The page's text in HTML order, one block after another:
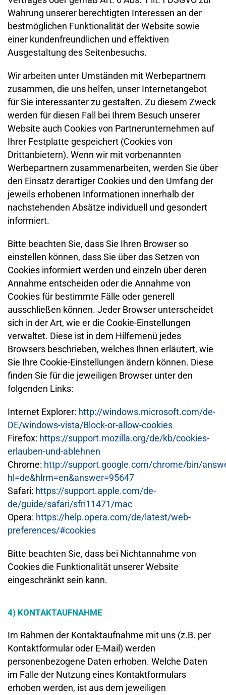
Wahrung unserer berechtigten Interessen an der
bestmöglichen Funktionalität der Website sowie
einer kundenfreundlichen und effektiven
Ausgestaltung des Seitenbesuchs.
Wir arbeiten unter Umständen mit Werbepartnern
zusammen, die uns helfen, unser Internetangebot
für Sie interessanter zu gestalten. Zu diesem Zweck
werden für diesen Fall bei Ihrem Besuch unserer
Website auch Cookies von Partnerunternehmen auf
Ihrer Festplatte gespeichert (Cookies von
Drittanbietern). Wenn wir mit vorbenannten
Werbepartnern zusammenarbeiten, werden Sie über
den Einsatz derartiger Cookies und den Umfang der
jeweils erhobenen Informationen innerhalb der
nachstehenden Absätze individuell und gesondert
informiert.
Bitte beachten Sie, dass Sie Ihren Browser so
einstellen können, dass Sie über das Setzen von
Cookies informiert werden und einzeln über deren
Annahme entscheiden oder die Annahme von
Cookies für bestimmte Fälle oder generell
ausschließen können. Jeder Browser unterscheidet
sich in der Art, wie er die Cookie-Einstellungen
verwaltet. Diese ist in dem Hilfemenü jedes
Browsers beschrieben, welches Ihnen erläutert, wie
Sie Ihre Cookie-Einstellungen ändern können. Diese
finden Sie für die jeweiligen Browser unter den
folgenden Links:
Internet Explorer: http://windows.microsoft.com/de-
DE/windows-vista/Block-or-allow-cookies
Firefox: https://support.mozilla.org/de/kb/cookies-
erlauben-und-ablehnen
Chrome: http://support.google.com/chrome/bin/
hl=de&hlrm=en&answer=95647
Safari: https://support.apple.com/de-
de/guide/safari/sfri11471/mac
Opera: https://help.opera.com/de/latest/web-
preferences/#cookies
Bitte beachten Sie, dass bei Nichtannahme von
Cookies die Funktionalität unserer Website
eingeschränkt sein kann.
4) KONTAKTAUFNAHME
Im Rahmen der Kontaktaufnahme mit uns (z.B. per
Kontaktformular oder E-Mail) werden
personenbezogene Daten erhoben. Welche Daten
im Falle der Nutzung eines Kontaktformulars
erhoben werden, ist aus dem jeweiligen